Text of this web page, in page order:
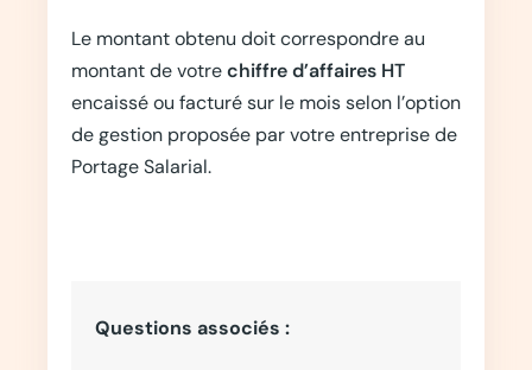
Le montant obtenu doit correspondre au
montant de votrechiffre d’affaires HT
encaissé ou facturé sur le mois selon l’option
de gestion proposée par votre entreprise de
Portage Salarial.
Questions associés :